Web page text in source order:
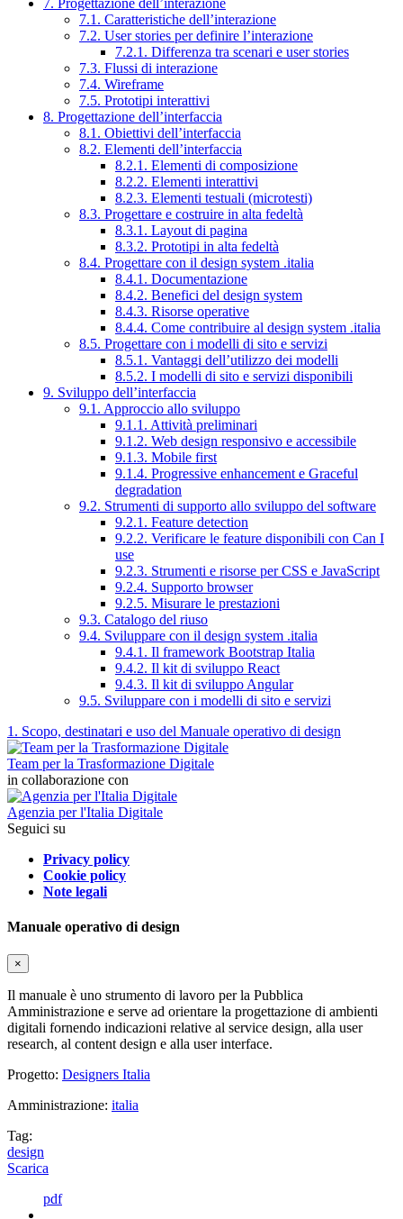
7.1. Caratteristiche dell’interazione
7.2. User stories per definire l’interazione
7.2.1. Differenza tra scenari e user stories
7.3. Flussi di interazione
7.4. Wireframe
7.5. Prototipi interattivi
8. Progettazione dell’interfaccia
8.1. Obiettivi dell’interfaccia
8.2. Elementi dell’interfaccia
8.2.1. Elementi di composizione
8.2.2. Elementi interattivi
8.2.3. Elementi testuali (microtesti)
8.3. Progettare e costruire in alta fedeltà
8.3.1. Layout di pagina
8.3.2. Prototipi in alta fedeltà
8.4. Progettare con il design system .italia
8.4.1. Documentazione
8.4.2. Benefici del design system
8.4.3. Risorse operative
8.4.4. Come contribuire al design system .italia
8.5. Progettare con i modelli di sito e servizi
8.5.1. Vantaggi dell’utilizzo dei modelli
8.5.2. I modelli di sito e servizi disponibili
9. Sviluppo dell’interfaccia
9.1. Approccio allo sviluppo
9.1.1. Attività preliminari
9.1.2. Web design responsivo e accessibile
9.1.3. Mobile first
9.1.4. Progressive enhancement e Graceful
degradation
9.2. Strumenti di supporto allo sviluppo del software
9.2.1. Feature detection
9.2.2. Verificare le feature disponibili con Can I
use
9.2.3. Strumenti e risorse per CSS e JavaScript
9.2.4. Supporto browser
9.2.5. Misurare le prestazioni
9.3. Catalogo del riuso
9.4. Sviluppare con il design system .italia
9.4.1. Il framework Bootstrap Italia
9.4.2. Il kit di sviluppo React
9.4.3. Il kit di sviluppo Angular
9.5. Sviluppare con i modelli di sito e servizi
1. Scopo, destinatari e uso del Manuale operativo di design
Team per la Trasformazione Digitale
in collaborazione con
Agenzia per l'Italia Digitale
Seguici su
Privacy policy
Cookie policy
Note legali
Manuale operativo di design
×
Il manuale è uno strumento di lavoro per la Pubblica
Amministrazione e serve ad orientare la progettazione di ambienti
digitali fornendo indicazioni relative al service design, alla user
research, al content design e alla user interface.
Progetto: Designers Italia
Amministrazione: italia
Tag:
design
Scarica
pdf